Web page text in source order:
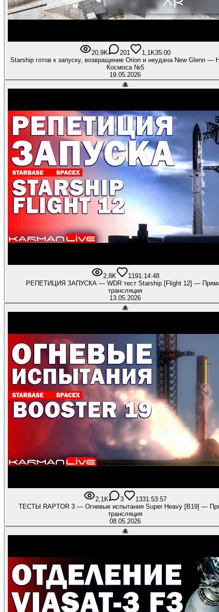
20,9K 201 1,1K35:00
Starship готов к запуску, возвращение Orion и неудача New Glenn —
Космоса №5
19.05.2026
🐙
2,8K 1191:14:48
РЕПЕТИЦИЯ ЗАПУСКА — WDR тест Starship [Flight 12] —
трансляция
13.05.2026
🐙
2,1K 3 1331:53:57
ТЕСТЫ RAPTOR 3 — Огневые испытания Super Heavy [B19] —
трансляция
08.05.2026
🐙